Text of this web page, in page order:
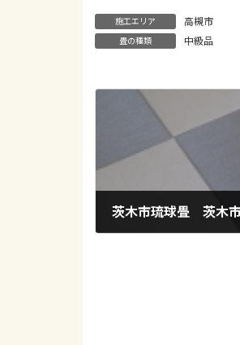
施工エリア 高槻市
畳の種類 中級品